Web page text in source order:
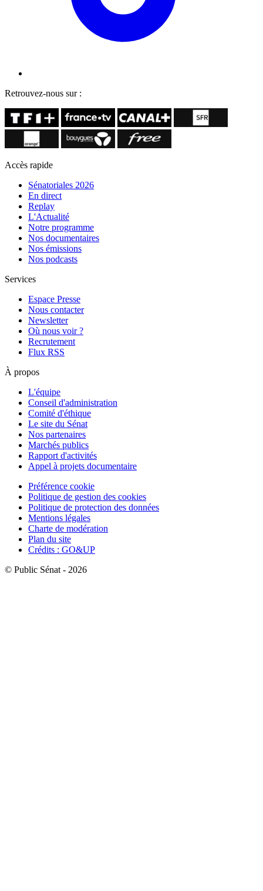
Retrouvez-nous sur :
Accès rapide
Sénatoriales 2026
En direct
Replay
L'Actualité
Notre programme
Nos documentaires
Nos émissions
Nos podcasts
Services
Espace Presse
Nous contacter
Newsletter
Où nous voir ?
Recrutement
Flux RSS
À propos
L'équipe
Conseil d'administration
Comité d'éthique
Le site du Sénat
Nos partenaires
Marchés publics
Rapport d'activités
Appel à projets documentaire
Préférence cookie
Politique de gestion des cookies
Politique de protection des données
Mentions légales
Charte de modération
Plan du site
Crédits : GO&UP
© Public Sénat - 2026